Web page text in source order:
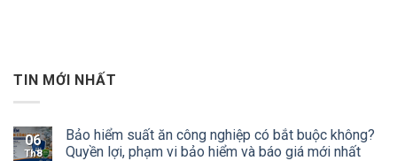
TIN MỚI NHẤT
06
Th8
Bảo hiểm suất ăn công nghiệp có bắt buộc không?
Quyền lợi, phạm vi bảo hiểm và báo giá mới nhất